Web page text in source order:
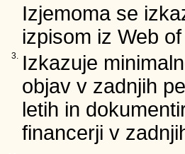
Izjemoma se
izpisom iz Web
3. Izkazuje
objav v zadnjih
letih in
financerji v